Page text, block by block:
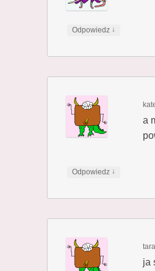
Odpowiedz ↓
a
Odpowiedz ↓
tara
ja